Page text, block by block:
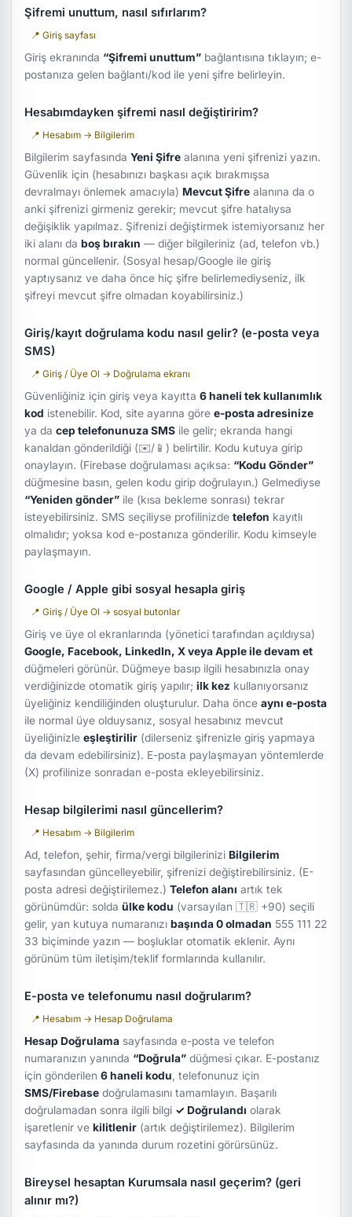
Şifremi unuttum, nasıl sıfırlarım?
📍 Giriş sayfası
Giriş ekranında “Şifremi unuttum” bağlantısına tıklayın; e-
postanıza gelen bağlantı/kod ile yeni şifre belirleyin.
Hesabımdayken şifremi nasıl değiştiririm?
📍 Hesabım → Bilgilerim
Bilgilerim sayfasındaYeni Şifre alanına yeni şifrenizi yazın.
Güvenlik için (hesabınızı başkası açık bırakmışsa
devralmayı önlemek amacıyla) Mevcut Şifre alanına da o
anki şifrenizi girmeniz gerekir; mevcut şifre hatalıysa
değişiklik yapılmaz. Şifrenizi değiştirmek istemiyorsanız her
iki alanı daboş bırakın — diğer bilgileriniz (ad, telefon vb.)
normal güncellenir. (Sosyal hesap/Google ile giriş
yaptıysanız ve daha önce hiç şifre belirlemediyseniz, ilk
şifreyi mevcut şifre olmadan koyabilirsiniz.)
Giriş/kayıt doğrulama kodu nasıl gelir? (e-posta veya
SMS)
📍 Giriş / Üye Ol → Doğrulama ekranı
Güvenliğiniz için giriş veya kayıtta6 haneli tek kullanımlık
kod istenebilir. Kod, site ayarına göree-posta adresinize
ya dacep telefonunuza SMS ile gelir; ekranda hangi
kanaldan gönderildiği (✉️/📱) belirtilir. Kodu kutuya girip
onaylayın. (Firebase doğrulaması açıksa: “Kodu Gönder”
düğmesine basın, gelen kodu girip doğrulayın.) Gelmediyse
“Yeniden gönder” ile (kısa bekleme sonrası) tekrar
isteyebilirsiniz. SMS seçiliyse profilinizdetelefon kayıtlı
olmalıdır; yoksa kod e-postanıza gönderilir. Kodu kimseyle
paylaşmayın.
Google / Apple gibi sosyal hesapla giriş
📍 Giriş / Üye Ol → sosyal butonlar
Giriş ve üye ol ekranlarında (yönetici tarafından açıldıysa)
Google, Facebook, LinkedIn, X veya Apple ile devam et
düğmeleri görünür. Düğmeye basıp ilgili hesabınızla onay
verdiğinizde otomatik giriş yapılır;ilk kez kullanıyorsanız
üyeliğiniz kendiliğinden oluşturulur. Daha önceaynı e-posta
ile normal üye olduysanız, sosyal hesabınız mevcut
üyeliğinizleeşleştirilir (dilerseniz şifrenizle giriş yapmaya
da devam edebilirsiniz). E-posta paylaşmayan yöntemlerde
(X) profilinize sonradan e-posta ekleyebilirsiniz.
Hesap bilgilerimi nasıl güncellerim?
📍 Hesabım → Bilgilerim
Ad, telefon, şehir, firma/vergi bilgilerinizi Bilgilerim
sayfasından güncelleyebilir, şifrenizi değiştirebilirsiniz. (E-
posta adresi değiştirilemez.)Telefon alanı artık tek
görünümdür: soldaülke kodu (varsayılan 🇹🇷 +90) seçili
gelir, yan kutuya numaranızıbaşında 0 olmadan 555 111 22
33 biçiminde yazın — boşluklar otomatik eklenir. Aynı
görünüm tüm iletişim/teklif formlarında kullanılır.
E-posta ve telefonumu nasıl doğrularım?
📍 Hesabım → Hesap Doğrulama
Hesap Doğrulama sayfasında e-posta ve telefon
numaranızın yanında “Doğrula” düğmesi çıkar. E-postanız
için gönderilen6 haneli kodu , telefonunuz için
SMS/Firebase doğrulamasını tamamlayın. Başarılı
doğrulamadan sonra ilgili bilgi ✓ Doğrulandı olarak
işaretlenir vekilitlenir (artık değiştirilemez). Bilgilerim
sayfasında da yanında durum rozetini görürsünüz.
Bireysel hesaptan Kurumsala nasıl geçerim? (geri
alınır mı?)